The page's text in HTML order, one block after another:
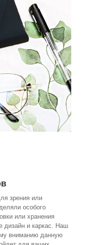
зрения или
особого
или хранения
дизайн и каркас. Наш
вниманию данную